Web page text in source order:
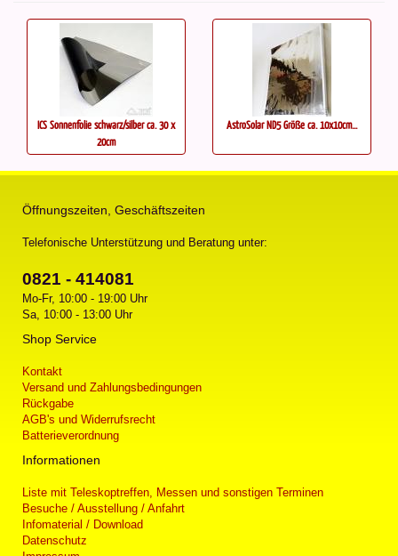
ICS Sonnenfolie schwarz/silber ca. 30 x
20cm
AstroSolar ND5 Größe ca. 10x10cm...
Öffnungszeiten, Geschäftszeiten
Telefonische Unterstützung und Beratung unter:
0821 - 414081
Mo-Fr, 10:00 - 19:00 Uhr
Sa, 10:00 - 13:00 Uhr
Shop Service
Kontakt
Versand und Zahlungsbedingungen
Rückgabe
AGB's und Widerrufsrecht
Batterieverordnung
Informationen
Liste mit Teleskoptreffen, Messen und sonstigen Terminen
Besuche / Ausstellung / Anfahrt
Infomaterial / Download
Datenschutz